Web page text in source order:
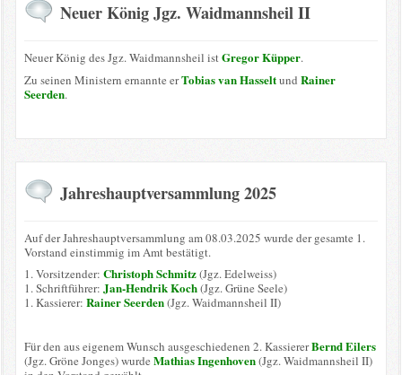
Neuer König Jgz. Waidmannsheil II
Neuer König des Jgz. Waidmannsheil istGregor Küpper.
Zu seinen Ministern ernannte erTobias van Hasseltund Rainer
Seerden.
Jahreshauptversammlung 2025
Auf der Jahreshauptversammlung am 08.03.2025 wurde der gesamte 1.
Vorstand einstimmig im Amt bestätigt.
1. Vorsitzender: Christoph Schmitz(Jgz. Edelweiss)
1. Schriftführer: Jan-Hendrik Koch(Jgz. Grüne Seele)
1. Kassierer: Rainer Seerden(Jgz. Waidmannsheil II)
Für den aus eigenem Wunsch ausgeschiedenen 2. KassiererBernd Eilers
(Jgz. Gröne Jonges) wurde Mathias Ingenhoven(Jgz. Waidmannsheil II)